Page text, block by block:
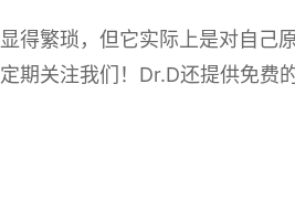
得繁琐，但它实际上是对自己
期关注我们！Dr.D还提供免费